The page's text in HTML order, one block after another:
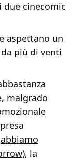
due cinecomic
aspettano un
più di venti
malgrado
abbiamo
), la